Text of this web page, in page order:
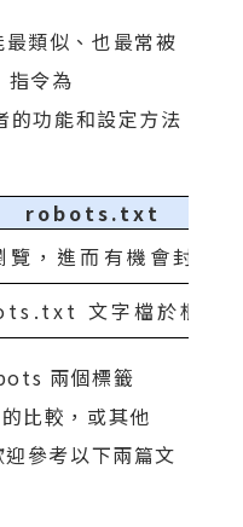
類似、也最常被
令為
的功能和設定方法
robots.txt
覽，進而有機會封鎖
文字檔於根目
兩個標籤
比較，或其他
參考以下兩篇文